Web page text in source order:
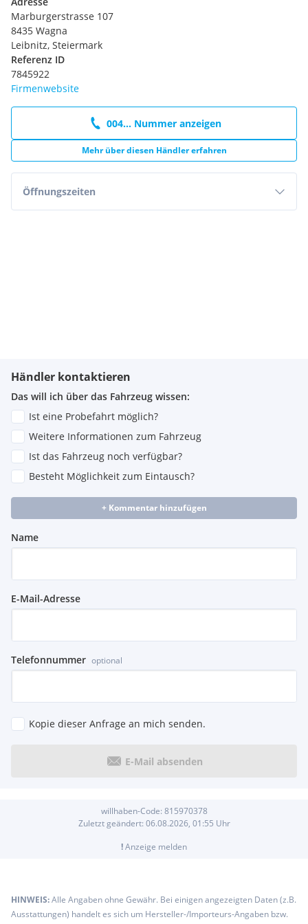
Scheibenwischer mit Regensensor
Fernlicht-Assistent
Zentralverriegelung mit Fernbedienung
Elektronisches Sicherheits- und Stabilitätsprogramm (ESP)
Fahrspur-Assistent inkl. Fahrspurhalte-Assistent
Notbremslicht, Warnblinkaktivierung bei starkem Bremsen
Park-Pilot-System hinten
Park-Pilot-System vorn
Induktive Ladestation
ABS+ESP+ASR
Seitenscheiben ab 2. Sitzreihe und Heckscheibe, dunkel
getönt
Audiofernbedienung am Lenkrad
Airbag : Seitenairbag für Fahrer/Beifahrer
Leichtmetallfelgen 6,5J x 16 im 10-Speichen Design in
Sparkle Silver
Schiebetür, rechts und links
Marburgerstrasse 107
8435 Wagna
Leibnitz, Steiermark
Referenz ID
7845922
Firmenwebsite
004... Nummer anzeigen
Mehr über diesen Händler erfahren
Öffnungszeiten
Händler kontaktieren
Das will ich über das Fahrzeug wissen:
Ist eine Probefahrt möglich?
Weitere Informationen zum Fahrzeug
Ist das Fahrzeug noch verfügbar?
Besteht Möglichkeit zum Eintausch?
+ Kommentar hinzufügen
Name
E-Mail-Adresse
Telefonnummer optional
Kopie dieser Anfrage an mich senden.
E-Mail absenden
willhaben-Code: 815970378
Zuletzt geändert: 06.08.2026, 01:55 Uhr
!Anzeige melden
HINWEIS:Alle Angaben ohne Gewähr. Bei einigen angezeigten Daten (z.B.
Ausstattungen) handelt es sich um Hersteller-/Importeurs-Angaben bzw.